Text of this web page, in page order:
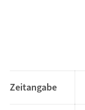
Zeitangabe